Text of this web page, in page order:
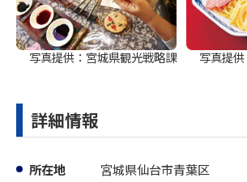
写真提供：宮城県観光戦略課 写真提
詳細情報
所在地 宮城県仙台市青葉区